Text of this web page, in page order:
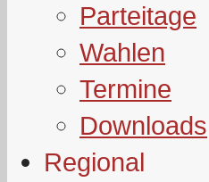
Parteitage
Wahlen
Termine
Downloads
Regional